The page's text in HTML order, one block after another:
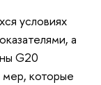
условиях
а
G20
которые